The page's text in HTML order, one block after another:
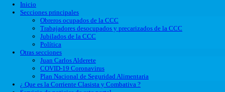
Inicio
Secciones principales
Obreros ocupados de la CCC
Trabajadores desocupados y precarizados de la CCC
Jubilados de la CCC
Política
Otras secciones
Juan Carlos Alderete
COVID-19 Coronavirus
Plan Nacional de Seguridad Alimentaria
¿ Que es la Corriente Clasista y Combativa ?